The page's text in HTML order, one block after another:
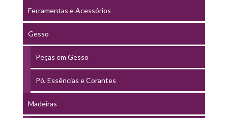
Ferramentas e Acessórios
Gesso
Peças em Gesso
Pó, Essências e Corantes
Madeiras